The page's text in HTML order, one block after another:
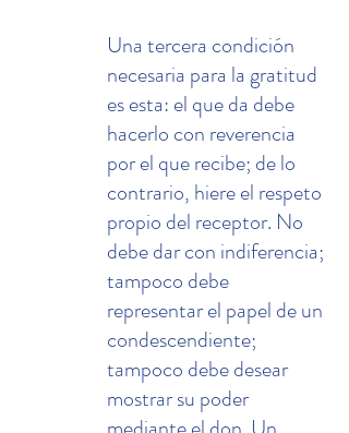
Una tercera condición
necesaria para la gratitud
es esta: el que da debe
hacerlo con reverencia
por el que recibe; de lo
contrario, hiere el respeto
propio del receptor. No
debe dar con indiferencia;
tampoco debe
representar el papel de un
condescendiente;
tampoco debe desear
mostrar su poder